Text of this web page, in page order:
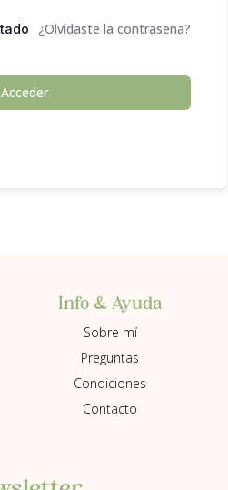
¿Olvidaste la contraseña?
Acceder
Info & Ayuda
Sobre mí
Preguntas
Condiciones
Contacto